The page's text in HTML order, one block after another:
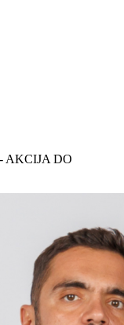
AKCIJA DO